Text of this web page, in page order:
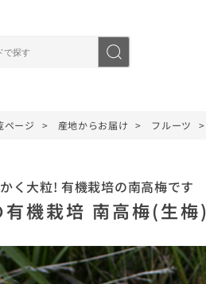
ページ 産地からお届け フルーツ
く大粒! 有機栽培の南高梅です
有機栽培 南高梅(生